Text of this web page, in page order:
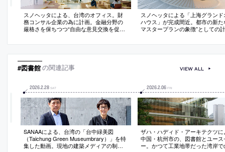
スノヘッタによる、台湾のオフィス。財
務コンサル企業の為に計画。金融分野の
厳格さを保ちつつ“自由な意見交換を促
円形フォーラムを中央に配置する構成を
全体に伝播
スノヘッタによる「上海グランド
ハウス」が完成間近。都市の新た
マスタープランの象徴”としての
想を得て、24時間アクセス可能な
年後半の開館を予定
#図書館の関連記事
2026.2.28 SAT
SANAAによる、台湾の「台中緑美図
（Taichung Green Museumbrary）」を特
集した動画。現地の建築メディアの制作
2026.2.06 FRI
ザハ・ハディド・アーキテクツに
中国・杭州市の、図書館とユース
ー。かつて工業地帯だった湾岸で
VIEW ALL